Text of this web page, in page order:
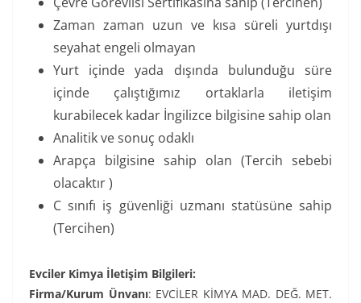
Zaman zaman uzun ve kısa süreli yurtdışı
seyahat engeli olmayan
Yurt içinde yada dışında bulunduğu süre
içinde çalıştığımız ortaklarla iletişim
kurabilecek kadar İngilizce bilgisine sahip olan
Analitik ve sonuç odaklı
Arapça bilgisine sahip olan (Tercih sebebi
olacaktır )
C sınıfı iş güvenliği uzmanı statüsüne sahip
(Tercihen)
Evciler Kimya İletişim Bilgileri:
Firma/Kurum Ünvanı: EVCİLER KİMYA MAD. DEĞ. MET.